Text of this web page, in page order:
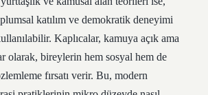
katılım ve demokratik deneyimi
Kaplıcalar, kamuya açık ama
olarak, bireylerin hem sosyal hem de
fırsatı verir. Bu, modern